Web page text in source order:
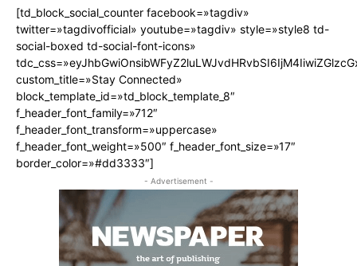
[td_block_social_counter facebook=»tagdiv»
twitter=»tagdivofficial» youtube=»tagdiv» style=»style8 td-
social-boxed td-social-font-icons»
custom_title=»Stay Connected»
block_template_id=»td_block_template_8″
f_header_font_family=»712″
f_header_font_transform=»uppercase»
f_header_font_weight=»500″ f_header_font_size=»17″
border_color=»#dd3333″]
- Advertisement -